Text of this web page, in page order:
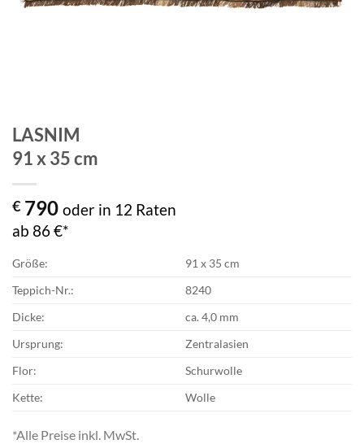
LASNIM
91 x 35 cm
€ 790 oder in 12 Raten
ab 86 €*
Größe:
91 x 35 cm
Teppich-Nr.:
8240
Dicke:
ca. 4,0 mm
Ursprung:
Zentralasien
Flor:
Schurwolle
Kette:
Wolle
*Alle Preise inkl. MwSt.